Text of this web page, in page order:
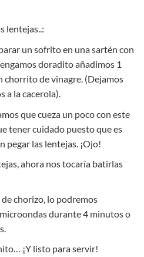
lentejas..:
un sofrito en una sartén con
doradito añadimos 1
chorrito de vinagre. (Dejamos
a la cacerola).
que cueza un poco con este
tener cuidado puesto que es
pegar las lentejas. ¡Ojo!
ahora nos tocaría batirlas
chorizo, lo podremos
durante 4 minutos o
¡Y listo para servir!